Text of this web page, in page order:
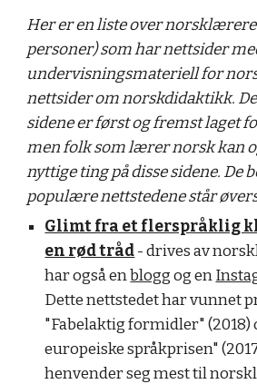
Her er en liste over
personer) som har nettsider
undervisningsmateriell for
nettsider om norskdidaktikk.
sidene er først og fremst laget
men folk som lærer norsk kan
nyttige ting på disse sidene. De
populære nettstedene står
Glimt fra et flerspråklig
en rød tråd- drives av
har også enbloggog en
Dette nettstedet har vunnet
"Fabelaktig formidler" (2018)
europeiske språkprisen"
henvender seg mest til